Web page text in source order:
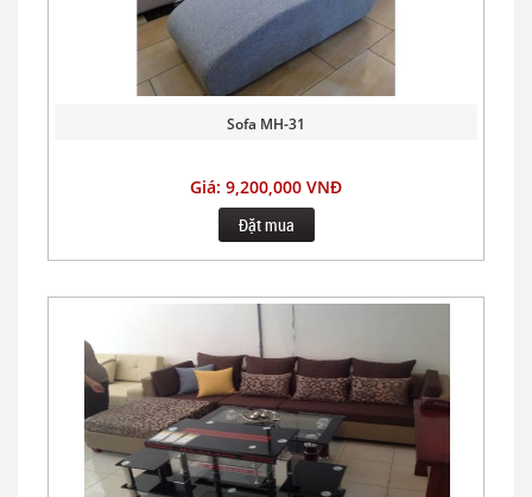
Sofa MH-31
Giá: 9,200,000 VNĐ
Đặt mua